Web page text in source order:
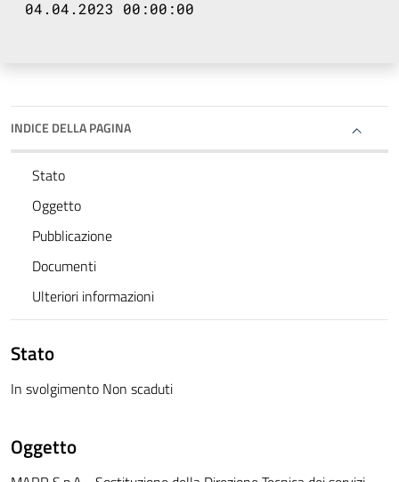
04.04.2023 00:00:00
INDICE DELLA PAGINA
Stato
Oggetto
Pubblicazione
Documenti
Ulteriori informazioni
Stato
In svolgimento Non scaduti
Oggetto